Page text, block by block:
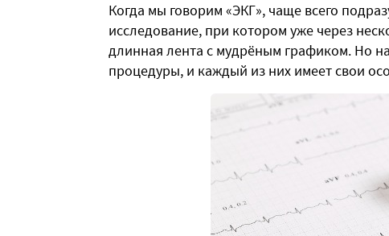
Когда мы говорим «ЭКГ», чаще всего
исследование, при котором уже через
длинная лента с мудрёным графиком. Но
процедуры, и каждый из них имеет свои